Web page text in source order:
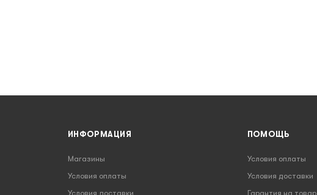
ИНФОРМАЦИЯ
Магазины
Условия оплаты
Условия доставки
ПОМОЩЬ
Условия оплаты
Условия доставки
Гарантия на товар